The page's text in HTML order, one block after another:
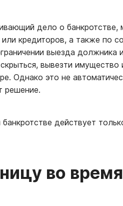
дело о банкротстве,
кредиторов, а также по
выезда должника
вывезти
Однако это не
решение.
действует
во